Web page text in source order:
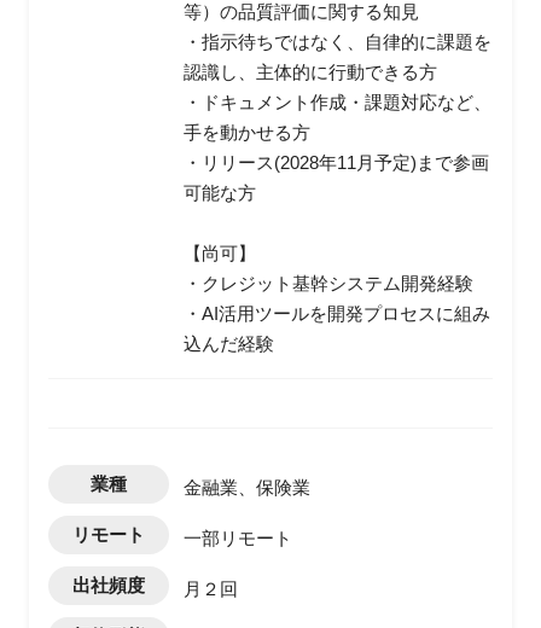
等）の品質評価に関する知見
・指示待ちではなく、自律的に課題を
認識し、主体的に行動できる方
・ドキュメント作成・課題対応など、
手を動かせる方
・リリース(2028年11月予定)まで参画
可能な方
【尚可】
・クレジット基幹システム開発経験
・AI活用ツールを開発プロセスに組み
込んだ経験
業種 金融業、保険業
リモート 一部リモート
出社頻度 月２回